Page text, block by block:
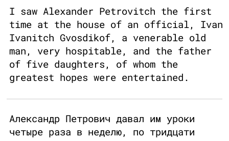
I saw Alexander Petrovitch the first
time at the house of an official, Ivan
Ivanitch Gvosdikof, a venerable old
man, very hospitable, and the father
of five daughters, of whom the
greatest hopes were entertained.
Александр Петрович давал им уроки
четыре раза в неделю, по тридцати